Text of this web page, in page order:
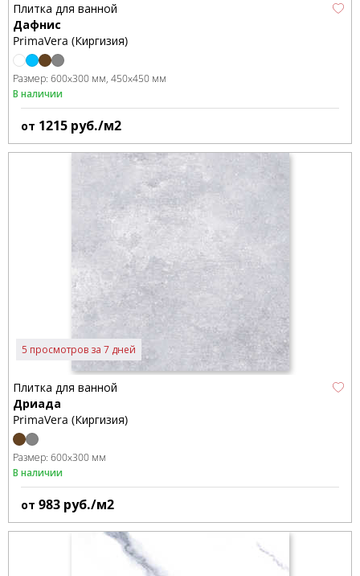
Плитка для ванной
Дафнис
PrimaVera (Киргизия)
Размер: 600x300 мм 450x450 мм
В наличии
от 1215 руб./м2
5 просмотров за 7 дней
Плитка для ванной
Дриада
PrimaVera (Киргизия)
Размер: 600x300 мм
В наличии
от 983 руб./м2